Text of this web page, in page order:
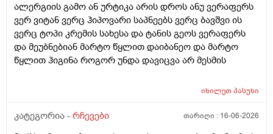
ალერგიის გამო ან ურტიკა არის დროს ანუ ვერაფერს
ვერ ვიტან ვერც ჰიპოვარი საპნეებს ვერც ბავშვი ის
ვერც ტოპი კრემის სახესა და ტანის გეოს ვერაფერს
და მეუბნებიან მარტო წყლით დაიბანეო და მარტო
წყლით ჰიგინა როგორ უნდა დავიცვა არ მესმის
იხილეთპასუხი
კატეგორია - რჩევები თარიღი : 16-06-2026